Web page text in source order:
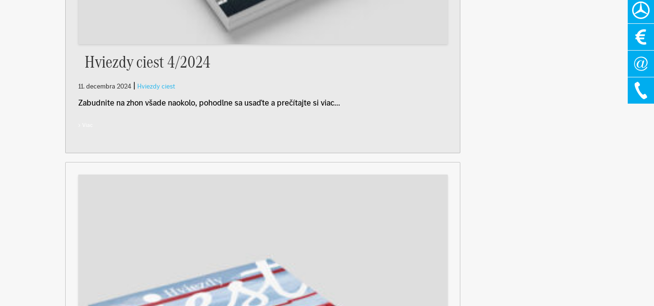
Hviezdy ciest 4/2024
11. decembra 2024 | Hviezdy ciest
Zabudnite na zhon všade naokolo, pohodlne sa usaďte a prečítajte si viac...